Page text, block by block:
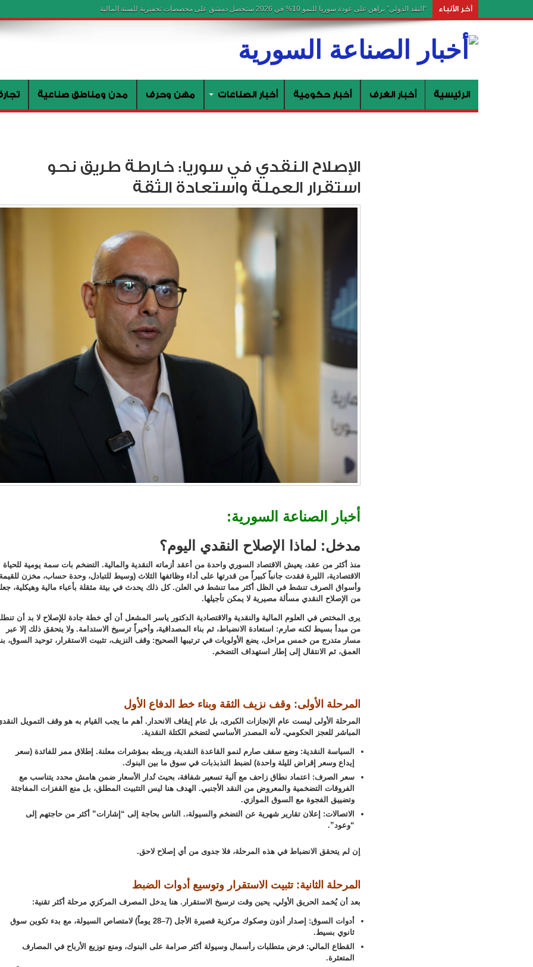
آخر الأنباء “النقد الدولي” يراهن على عودة سوريا للنمو 10% في 2026 ستحصل دمشق على مخصصات تحفيزية للسنة المالية 2027 ضمن إطار سياسة تمويل التنمية المستدامة
الرئيسية أخبار الغرف أخبار حكومية أخبار الصناعات مهن وحرف مدن ومناطق صناعية
الإصلاح النقدي في سوريا: خارطة طريق نحو
استقرار العملة واستعادة الثقة
أخبار الصناعة السورية:
مدخل: لماذا الإصلاح النقدي اليوم؟
منذ أكثر من عقد، يعيش الاقتصاد السوري واحدة من أعقد أزماته النقدية والمالية. التضخم بات سمة يومية للحياة
الاقتصادية، الليرة فقدت جانباً كبيراً من قدرتها على أداء وظائفها الثلاث (وسيط للتبادل، وحدة حساب، مخزن
وأسواق الصرف تنشط في الظل أكثر مما تنشط في العلن. كل ذلك يحدث في بيئة مثقلة بأعباء مالية وهيكلية،
من الإصلاح النقدي مسألة مصيرية لا يمكن تأجيلها.
يرى المختص في العلوم المالية والنقدية والاقتصادية الدكتور ياسر المشعل أن أي خطة جادة للإصلاح لا بد أن
من مبدأ بسيط لكنه صارم: استعادة الانضباط، ثم بناء المصداقية، وأخيراً ترسيخ الاستدامة. ولا يتحقق ذلك إلا عبر
مسار متدرج من خمس مراحل، يضع الأولويات في ترتيبها الصحيح: وقف النزيف، تثبيت الاستقرار، توحيد السوق،
العمق، ثم الانتقال إلى إطار استهداف التضخم.
المرحلة الأولى: وقف نزيف الثقة وبناء خط الدفاع الأول
المرحلة الأولى ليست عام الإنجازات الكبرى، بل عام إيقاف الانحدار. أهم ما يجب القيام به هو وقف التمويل
المباشر للعجز الحكومي، لأنه المصدر الأساسي لتضخم الكتلة النقدية.
السياسة النقدية: وضع سقف صارم لنمو القاعدة النقدية، وربطه بمؤشرات معلنة. إطلاق ممر للفائدة (سعر
إيداع وسعر إقراض لليلة واحدة) لضبط التذبذبات في سوق ما بين البنوك.
سعر الصرف: اعتماد نطاق زاحف مع آلية تسعير شفافة، بحيث تُدار الأسعار ضمن هامش محدد يتناسب مع
الفروقات التضخمية والمعروض من النقد الأجنبي. الهدف هنا ليس التثبيت المطلق، بل منع القفزات المفاجئة
وتضييق الفجوة مع السوق الموازي.
الاتصالات: إعلان تقارير شهرية عن التضخم والسيولة،. الناس بحاجة إلى “إشارات” أكثر من حاجتهم إلى
“وعود”.
إن لم يتحقق الانضباط في هذه المرحلة، فلا جدوى من أي إصلاح لاحق.
المرحلة الثانية: تثبيت الاستقرار وتوسيع أدوات الضبط
بعد أن يُخمد الحريق الأولي، يحين وقت ترسيخ الاستقرار. هنا يدخل المصرف المركزي مرحلة أكثر تقنية:
أدوات السوق: إصدار أذون وصكوك مركزية قصيرة الأجل (7–28 يوماً) لامتصاص السيولة، مع بدء تكوين سوق
ثانوي بسيط.
القطاع المالي: فرض متطلبات رأسمال وسيولة أكثر صرامة على البنوك، ومنع توزيع الأرباح في المصارف
المتعثرة.